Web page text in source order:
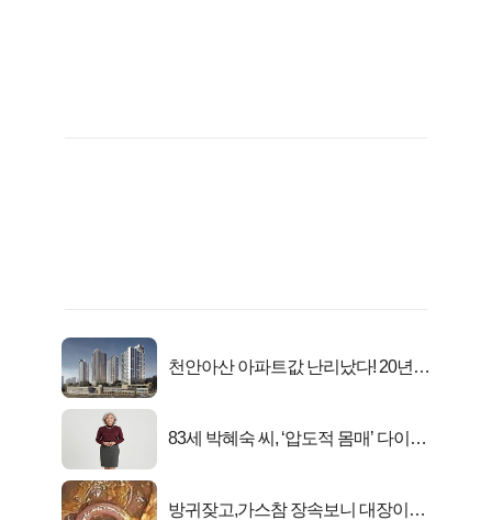
천안아산 아파트값 난리났다! 20년
83세 박혜숙 씨, ‘압도적 몸매’ 다이어
방귀잦고,가스참 장속보니 대장이아